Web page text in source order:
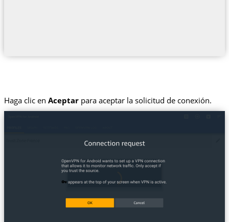
Haga clic en Aceptarpara aceptar la solicitud de conexión.